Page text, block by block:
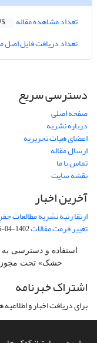
تعداد مشاهده مقاله
تعداد دریافت فایل اصل
دسترسی سریع
صفحه اصلی
درباره نشریه
اعضای هیات تحریریه
ارسال مقاله
تماس با ما
نقشه سایت
آخرین اخبار
ارتقا رتبه نشریه مطالعات
تغییر فرمت مقالات1402-04-06
استفاده و دسترسی
خشک» تحت مجوز
اشتراک خبرنامه
برای دریافت اخبار و